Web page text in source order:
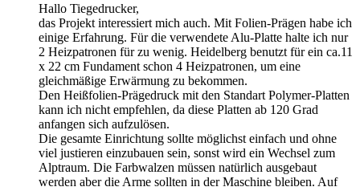
Hallo Tiegedrucker,
das Projekt interessiert mich auch. Mit Folien-Prägen habe ich
einige Erfahrung. Für die verwendete Alu-Platte halte ich nur
2 Heizpatronen für zu wenig. Heidelberg benutzt für ein ca.11
x 22 cm Fundament schon 4 Heizpatronen, um eine
gleichmäßige Erwärmung zu bekommen.
Den Heißfolien-Prägedruck mit den Standart Polymer-Platten
kann ich nicht empfehlen, da diese Platten ab 120 Grad
anfangen sich aufzulösen.
Die gesamte Einrichtung sollte möglichst einfach und ohne
viel justieren einzubauen sein, sonst wird ein Wechsel zum
Alptraum. Die Farbwalzen müssen natürlich ausgebaut
werden aber die Arme sollten in der Maschine bleiben. Auf